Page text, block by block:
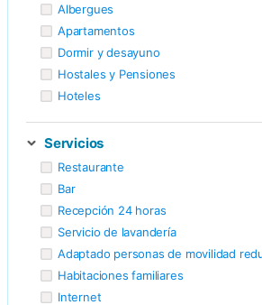
Albergues
Apartamentos
Dormir y desayuno
Hostales y Pensiones
Hoteles
Servicios
Restaurante
Bar
Recepción 24 horas
Servicio de lavandería
Adaptado personas de movilidad
Habitaciones familiares
Internet